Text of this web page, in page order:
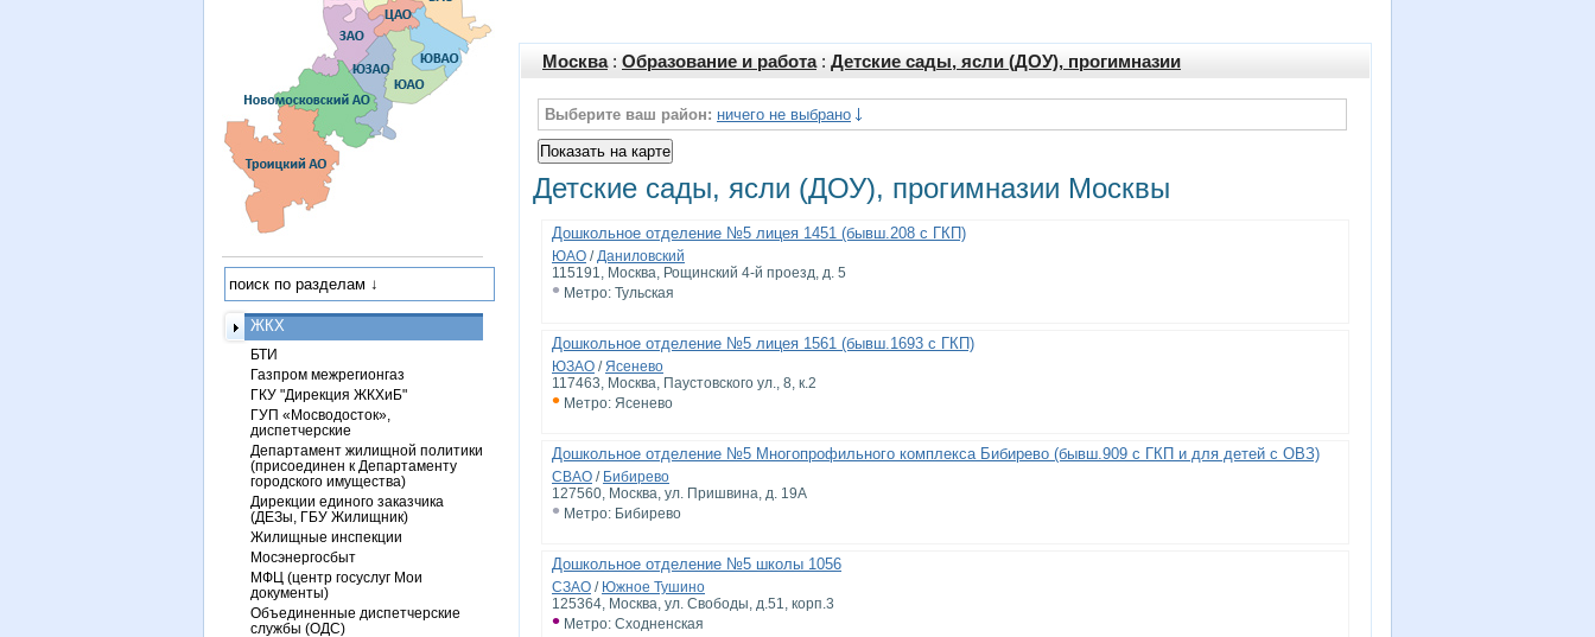
Москва: Образование и работа: Детские сады, ясли (ДОУ), прогимназии
Выберите ваш район: ничего не выбрано
Детские сады, ясли (ДОУ), прогимназии Москвы
Дошкольное отделение №5 лицея 1451 (бывш.208 с ГКП)
ЮАО /Даниловский
115191, Москва, Рощинский 4-й проезд, д. 5
• Метро: Тульская
Дошкольное отделение №5 лицея 1561 (бывш.1693 с ГКП)
ЮЗАО /Ясенево
117463, Москва, Паустовского ул., 8, к.2
• Метро: Ясенево
Дошкольное отделение №5 Многопрофильного комплекса Бибирево (бывш.909 с ГКП и для детей с ОВЗ)
СВАО / Бибирево
127560, Москва, ул. Пришвина, д. 19А
• Метро: Бибирево
Дошкольное отделение №5 школы 1056
СЗАО / Южное Тушино
125364, Москва, ул. Свободы, д.51, корп.3
• Метро: Сходненская
ЖКХ
БТИ
Газпром межрегионгаз
ГКУ "Дирекция ЖКХиБ"
ГУП «Мосводосток»,
диспетчерские
Департамент жилищной политики
(присоединен к Департаменту
городского имущества)
Дирекции единого заказчика
(ДЕЗы, ГБУ Жилищник)
Жилищные инспекции
Мосэнергосбыт
МФЦ (центр госуслуг Мои
документы)
Объединенные диспетчерские
службы (ОДС)